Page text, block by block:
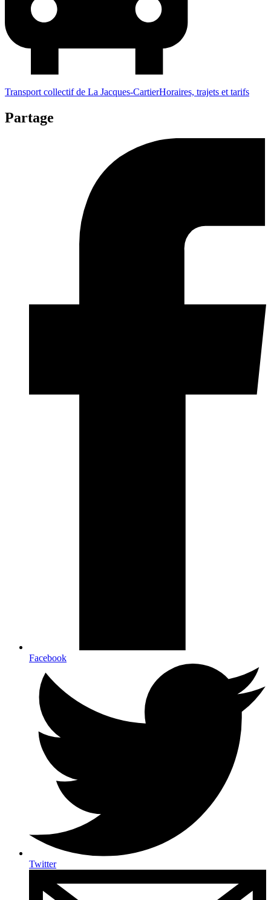
Transport collectif de La Jacques-CartierHoraires, trajets et tarifs
Partage
Facebook
Twitter